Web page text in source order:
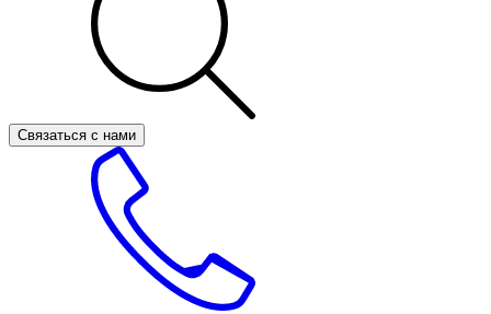
Связаться с нами